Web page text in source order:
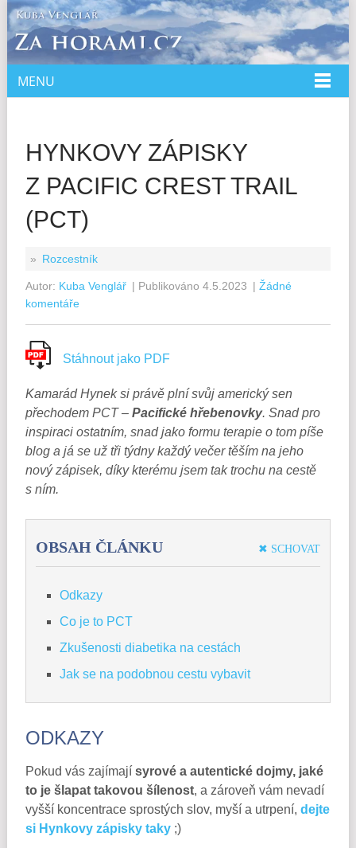
DOMŮ
SPOLUPRÁCE
PŘEDNÁŠKY
KNIHY
KURZ
E-SHOP
MENU
HYNKOVY ZÁPISKY
Z PACIFIC CREST TRAIL
(PCT)
» Rozcestník
Autor: Kuba Venglář | Publikováno 4.5.2023 | Žádné
komentáře
Stáhnout jako PDF
Kamarád Hynek si právě plní svůj americký sen
přechodem PCT – Pacifické hřebenovky. Snad pro
inspiraci ostatním, snad jako formu terapie o tom píše
blog a já se už tři týdny každý večer těším na jeho
nový zápisek, díky kterému jsem tak trochu na cestě
s ním.
OBSAH ČLÁNKU ✖ SCHOVAT
Odkazy
Co je to PCT
Zkušenosti diabetika na cestách
Jak se na podobnou cestu vybavit
ODKAZY
Pokud vás zajímají syrové a autentické dojmy, jaké
to je šlapat takovou šílenost, a zároveň vám nevadí
vyšší koncentrace sprostých slov, myší a utrpení, dejte
si Hynkovy zápisky taky ;)